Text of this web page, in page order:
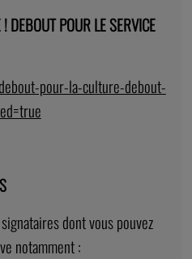
DEBOUT POUR LE SERVICE
pour-la-culture-debout-
dont vous pouvez
notamment :